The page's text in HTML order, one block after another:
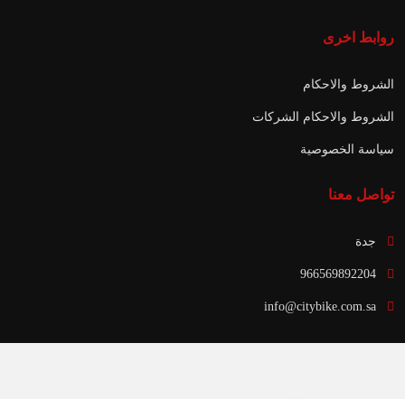
روابط اخرى
الشروط والاحكام
الشروط والاحكام الشركات
سياسة الخصوصية
تواصل معنا
جدة